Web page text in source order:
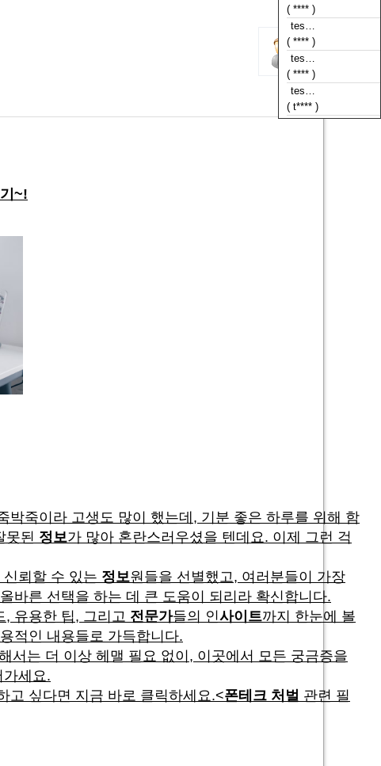
~!
박죽이라 고생도 많이 했는데, 기분 좋은 하루를 위해 함
못된 정보가 많아 혼란스러우셨을 텐데요. 이제 그런 걱
뢰할 수 있는 정보원들을 선별했고, 여러분들이 가장
바른 선택을 하는 데 큰 도움이 되리라 확신합니다.
, 유용한 팁, 그리고 전문가들의 인사이트까지 한눈에 볼
적인 내용들로 가득합니다.
서는 더 이상 헤맬 필요 없이, 이곳에서 모든 궁금증을
세요.
고 싶다면 지금 바로 클릭하세요.<폰테크 처벌 관련 필
( **** )
tes…
( **** )
tes…
( **** )
tes…
( t**** )